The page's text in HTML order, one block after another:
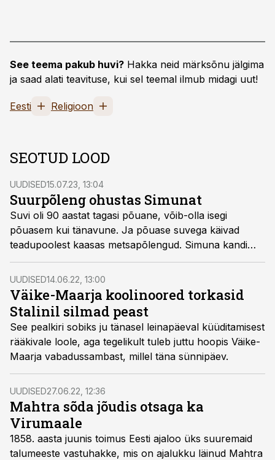
See teema pakub huvi? Hakka neid märksõnu jälgima
ja saad alati teavituse, kui sel teemal ilmub midagi uut!
Eesti Religioon
SEOTUD LOOD
UUDISED15.07.23, 13:04
Suurpõleng ohustas Simunat
Suvi oli 90 aastat tagasi põuane, võib-olla isegi
põuasem kui tänavune. Ja põuase suvega käivad
teadupoolest kaasas metsapõlengud. Simuna kandi
metsatulekahju hinnati tollal meie kõigi aegade üheks
suuremaks.
UUDISED14.06.22, 13:00
Väike-Maarja koolinoored torkasid
Stalinil silmad peast
See pealkiri sobiks ju tänasel leinapäeval küüditamisest
rääkivale loole, aga tegelikult tuleb juttu hoopis Väike-
Maarja vabadussambast, millel täna sünnipäev.
UUDISED27.06.22, 12:36
Mahtra sõda jõudis otsaga ka
Virumaale
1858. aasta juunis toimus Eesti ajaloo üks suuremaid
talumeeste vastuhakke, mis on ajalukku läinud Mahtra